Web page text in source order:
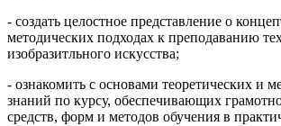
- создать целостное представление о
методических подходах к преподаванию
изобразитльного искусства;
- ознакомить с основами теоретических и
знаний по курсу, обеспечивающих
средств, форм и методов обучения в